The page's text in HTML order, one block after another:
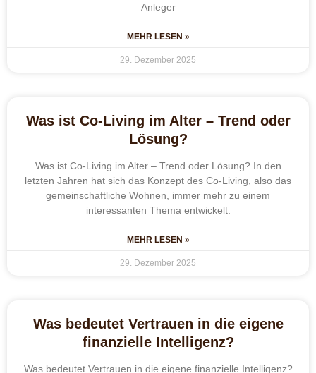
Anleger
MEHR LESEN »
29. Dezember 2025
Was ist Co-Living im Alter – Trend oder
Lösung?
Was ist Co-Living im Alter – Trend oder Lösung? In den
letzten Jahren hat sich das Konzept des Co-Living, also das
gemeinschaftliche Wohnen, immer mehr zu einem
interessanten Thema entwickelt.
MEHR LESEN »
29. Dezember 2025
Was bedeutet Vertrauen in die eigene
finanzielle Intelligenz?
Was bedeutet Vertrauen in die eigene finanzielle Intelligenz?